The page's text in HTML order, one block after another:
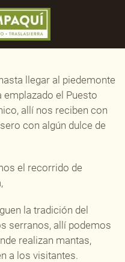
llegar al piedemonte
emplazado el Puesto
allí nos reciben con
con algún dulce de
el recorrido de
la tradición del
serranos, allí podemos
realizan mantas,
a los visitantes.